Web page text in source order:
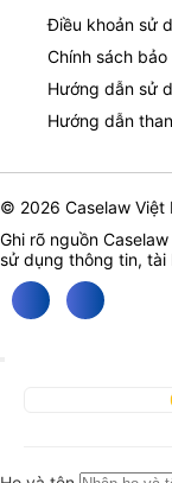
Điều khoản sử
Chính sách bảo
Hướng dẫn sử
Hướng dẫn
© 2026 Caselaw Việt
Ghi rõ nguồn
sử dụng thông tin, tài